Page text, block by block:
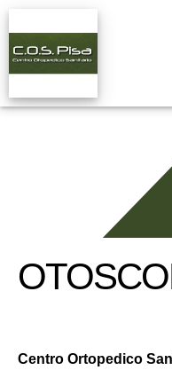
Centro Ortopedico